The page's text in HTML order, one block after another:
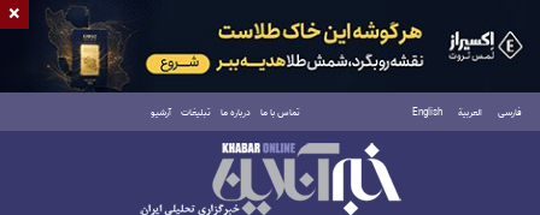
فارسی العربية English تماس با ما درباره ما تبلیغات آرشیو
دوشنبه ۱۹ مرداد ۱۴۰۵
×